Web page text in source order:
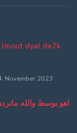
lmout dyal da7k
November 2023
اهو بوسط والله